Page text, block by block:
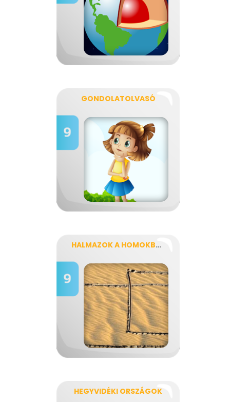
GONDOLATOLVASÓ
HALMAZOK A HOMOKBAN
HEGYVIDÉKI ORSZÁGOK